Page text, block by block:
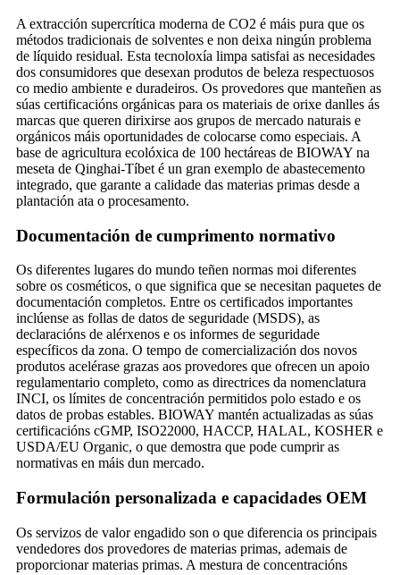
A extracción supercrítica moderna de CO2 é máis pura que os
métodos tradicionais de solventes e non deixa ningún problema
de líquido residual. Esta tecnoloxía limpa satisfai as necesidades
dos consumidores que desexan produtos de beleza respectuosos
co medio ambiente e duradeiros. Os provedores que manteñen as
súas certificacións orgánicas para os materiais de orixe danlles ás
marcas que queren dirixirse aos grupos de mercado naturais e
orgánicos máis oportunidades de colocarse como especiais. A
base de agricultura ecolóxica de 100 hectáreas de BIOWAY na
meseta de Qinghai-Tíbet é un gran exemplo de abastecemento
integrado, que garante a calidade das materias primas desde a
plantación ata o procesamento.
Documentación de cumprimento normativo
Os diferentes lugares do mundo teñen normas moi diferentes
sobre os cosméticos, o que significa que se necesitan paquetes de
documentación completos. Entre os certificados importantes
inclúense as follas de datos de seguridade (MSDS), as
declaracións de alérxenos e os informes de seguridade
específicos da zona. O tempo de comercialización dos novos
produtos acelérase grazas aos provedores que ofrecen un apoio
regulamentario completo, como as directrices da nomenclatura
INCI, os límites de concentración permitidos polo estado e os
datos de probas estables. BIOWAY mantén actualizadas as súas
certificacións cGMP, ISO22000, HACCP, HALAL, KOSHER e
USDA/EU Organic, o que demostra que pode cumprir as
normativas en máis dun mercado.
Formulación personalizada e capacidades OEM
Os servizos de valor engadido son o que diferencia os principais
vendedores dos provedores de materias primas, ademais de
proporcionar materias primas. A mestura de concentracións